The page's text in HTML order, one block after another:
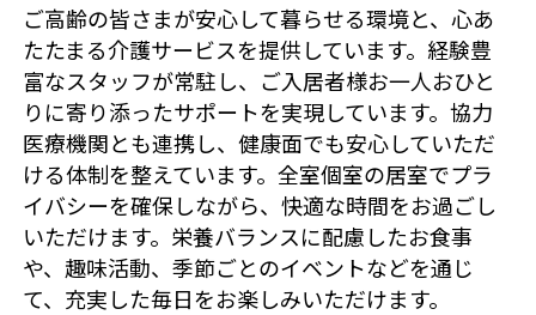
ご高齢の皆さまが安心して暮らせる環境と、心あ
たたまる介護サービスを提供しています。経験豊
富なスタッフが常駐し、ご入居者様お一人おひと
りに寄り添ったサポートを実現しています。協力
医療機関とも連携し、健康面でも安心していただ
ける体制を整えています。全室個室の居室でプラ
イバシーを確保しながら、快適な時間をお過ごし
いただけます。栄養バランスに配慮したお食事
や、趣味活動、季節ごとのイベントなどを通じ
て、充実した毎日をお楽しみいただけます。